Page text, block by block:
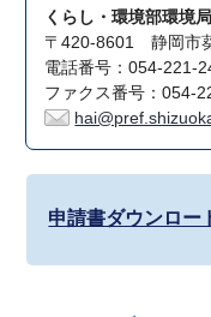
くらし・環境部環境
〒420-8601 静岡市
電話番号：054-221-
ファクス番号：054-
申請書ダウンロー